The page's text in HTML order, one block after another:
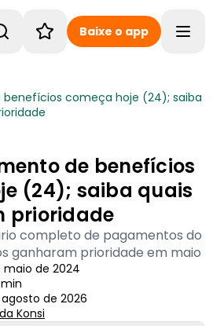
Baixe o app
benefícios começa hoje (24); saiba
de benefícios
(24); saiba quais
prioridade
completo de pagamentos do
ganharam prioridade em maio
maio de 2024
min
de 2026
da Konsi